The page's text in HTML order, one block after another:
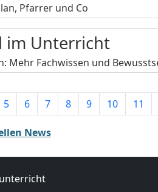
Pfarrer und Co
im Unterricht
Mehr Fachwissen und
5 6 7 8 9 10 11
News